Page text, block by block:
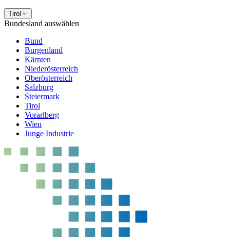
Tirol
Bundesland auswählen
Bund
Burgenland
Kärnten
Niederösterreich
Oberösterreich
Salzburg
Steiermark
Tirol
Vorarlberg
Wien
Junge Industrie